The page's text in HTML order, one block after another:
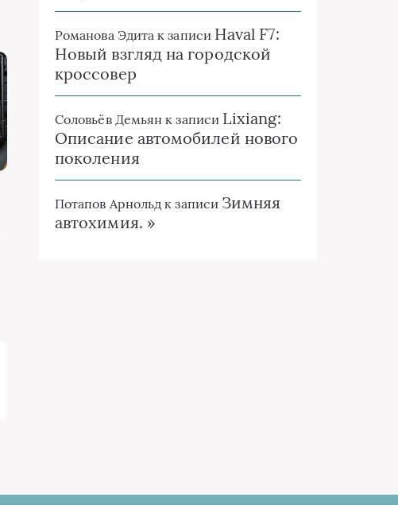
Романова Эдита к записи Haval F7:
Новый взгляд на городской
кроссовер
Соловьёв Демьян к записи Lixiang:
Описание автомобилей нового
поколения
Потапов Арнольд к записи Зимняя
автохимия. »